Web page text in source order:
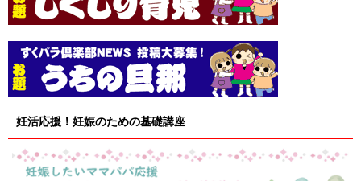
妊活応援！妊娠のための基礎講座